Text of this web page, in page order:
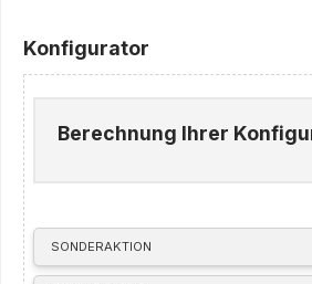
Konfigurator
SONDERAKTION
Berechnung Ihrer